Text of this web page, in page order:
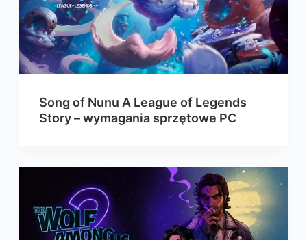
Song of Nunu A League of Legends
Story – wymagania sprzętowe PC